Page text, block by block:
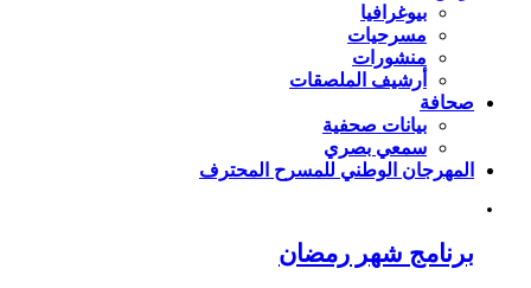
بيوغرافيا
مسرحيات
منشورات
أرشيف الملصقات
صحافة
بيانات صحفية
سمعي بصري
المهرجان الوطني للمسرح المحترف
برنامج شهر رمضان